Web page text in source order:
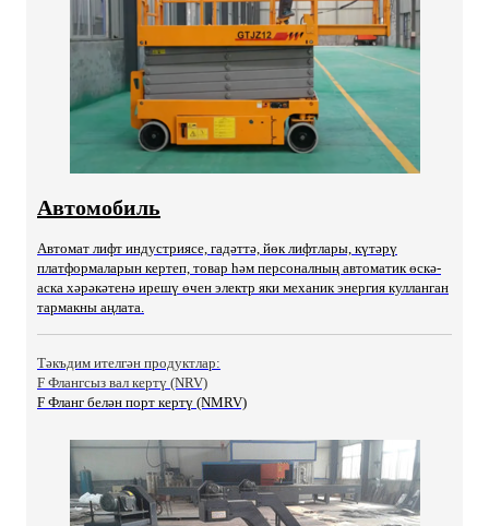
Автомобиль
Автомат лифт индустриясе, гадәттә, йөк лифтлары, күтәрү
платформаларын кертеп, товар һәм персоналның автоматик өскә-
аска хәрәкәтенә ирешү өчен электр яки механик энергия кулланган
тармакны аңлата.
Тәкъдим ителгән продуктлар:
F Флангсыз вал кертү (NRV)
F Фланг белән порт кертү (NMRV)